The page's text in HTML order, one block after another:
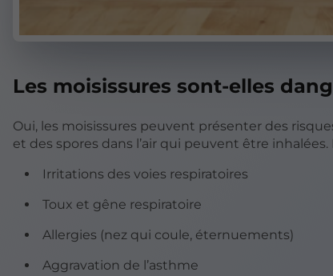
Les moisissures sont-elles
Oui, les moisissures peuvent présenter des
et des spores dans l’air qui peuvent être
Irritations des voies respiratoires
Toux et gêne respiratoire
Allergies (nez qui coule, éternuements)
Aggravation de l’asthme